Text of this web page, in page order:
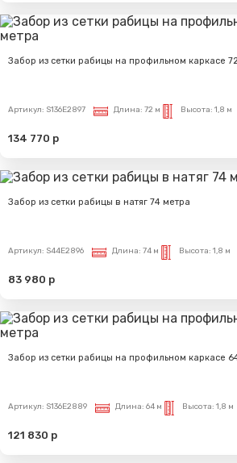
Забор из сетки рабицы на профильном каркасе
Артикул: S136E2897 Длина: 72 м Высота: 1,8 м
134 770 р
Забор из сетки рабицы в натяг 74 метра
Артикул: S44E2896 Длина: 74 м Высота: 1,8 м
83 980 р
Забор из сетки рабицы на профильном каркасе
Артикул: S136E2889 Длина: 64 м Высота: 1,8 м
121 830 р